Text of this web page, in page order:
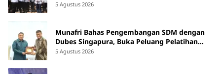
5 Agustus 2026
Munafri Bahas Pengembangan SDM dengan
Dubes Singapura, Buka Peluang Pelatihan
bagi ASN hingga Masyarakat
5 Agustus 2026